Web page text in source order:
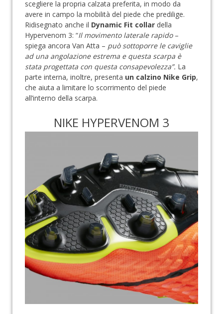
scegliere la propria calzata preferita, in modo da
avere in campo la mobilità del piede che predilige.
Ridisegnato anche il Dynamic Fit collar della
Hypervenom 3: “Il movimento laterale rapido–
spiega ancora Van Atta – può sottoporre le caviglie
ad una angolazione estrema e questa scarpa è
stata progettata con questa consapevolezza”. La
parte interna, inoltre, presenta un calzino Nike Grip,
che aiuta a limitare lo scorrimento del piede
all’interno della scarpa.
NIKE HYPERVENOM 3